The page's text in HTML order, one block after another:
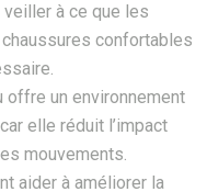
à ce que les
confortables
offre un environnement
elle réduit l’impact
mouvements.
aider à améliorer la